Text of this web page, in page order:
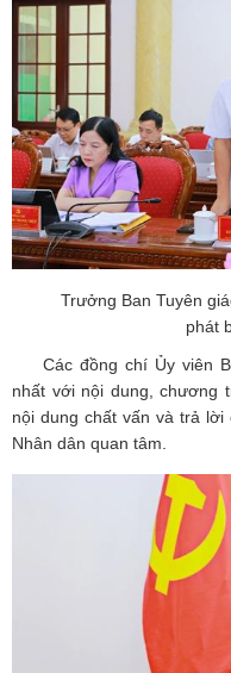
Trưởng Ban Tuyên
phát
Các đồng chí Ủy viên
nhất với nội dung, chương
nội dung chất vấn và trả
Nhân dân quan tâm.